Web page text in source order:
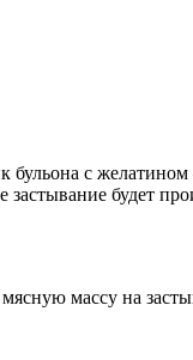
бульона с
будет
массу на